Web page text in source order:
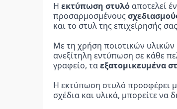
Η εκτύπωση στυλό αποτελεί
προσαρμοσμένους
και το στυλ της επιχείρησής
Με τη χρήση ποιοτικών υλικών
ανεξίτηλη εντύπωση σε κάθε
γραφείο, τα εξατομικευμένα
Η εκτύπωση στυλό προσφέρει
σχέδια και υλικά, μπορείτε